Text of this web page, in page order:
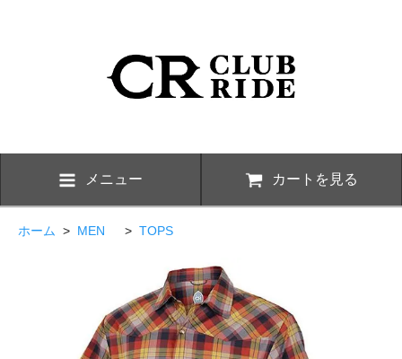
メニュー カートを見る
ホーム > MEN > TOPS